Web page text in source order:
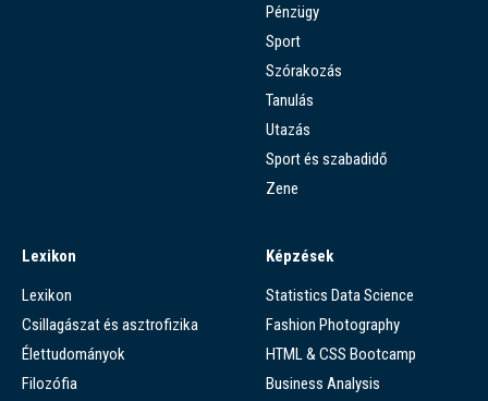
Pénzügy
Sport
Szórakozás
Tanulás
Utazás
Sport és szabadidő
Zene
Lexikon
Lexikon
Csillagászat és asztrofizika
Élettudományok
Filozófia
Képzések
Statistics Data Science
Fashion Photography
HTML & CSS Bootcamp
Business Analysis